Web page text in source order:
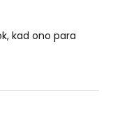
kad ono para